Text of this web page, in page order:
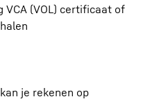
VCA (VOL) certificaat of
je rekenen op